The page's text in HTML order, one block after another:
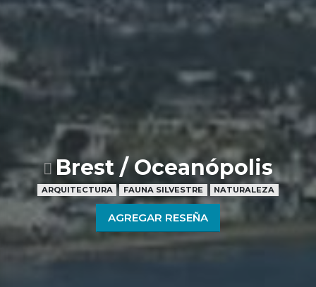
Brest / Oceanópolis
ARQUITECTURA FAUNA SILVESTRE NATURALEZA
AGREGAR RESEÑA